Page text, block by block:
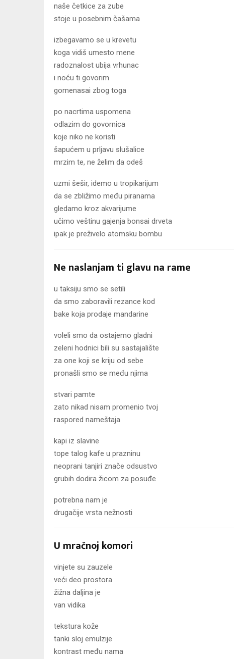
naše četkice za zube
stoje u posebnim čašama
izbegavamo se u krevetu
koga vidiš umesto mene
radoznalost ubija vrhunac
i noću ti govorim
gomenasai zbog toga
po nacrtima uspomena
odlazim do govornica
koje niko ne koristi
šapućem u prljavu slušalice
mrzim te, ne želim da odeš
uzmi šešir, idemo u tropikarijum
da se zbližimo među piranama
gledamo kroz akvarijume
učimo veštinu gajenja bonsai drveta
ipak je preživelo atomsku bombu
Ne naslanjam ti glavu na rame
u taksiju smo se setili
da smo zaboravili rezance kod
bake koja prodaje mandarine
voleli smo da ostajemo gladni
zeleni hodnici bili su sastajalište
za one koji se kriju od sebe
pronašli smo se među njima
stvari pamte
zato nikad nisam promenio tvoj
raspored nameštaja
kapi iz slavine
tope talog kafe u prazninu
neoprani tanjiri znače odsustvo
grubih dodira žicom za posuđe
potrebna nam je
drugačije vrsta nežnosti
U mračnoj komori
vinjete su zauzele
veći deo prostora
žižna daljina je
van vidika
tekstura kože
tanki sloj emulzije
kontrast među nama